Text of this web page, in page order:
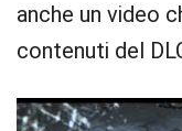
anche un video
contenuti del